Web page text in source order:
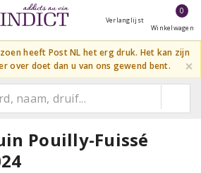
Verlanglijst
0
Winkelwagen
heeft Post NL het erg druk. Het kan zijn
over doet dan u van ons gewend bent.
×
Pouilly-Fuissé